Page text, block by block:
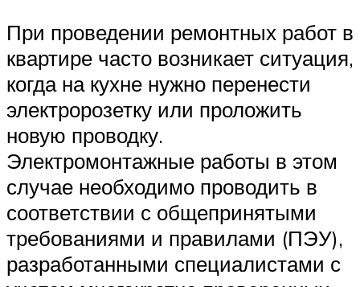
При проведении ремонтных работ в
квартире часто возникает ситуация,
когда на кухне нужно перенести
электророзетку или проложить
новую проводку.
Электромонтажные работы в этом
случае необходимо проводить в
соответствии с общепринятыми
требованиями и правилами (ПЭУ),
разработанными специалистами с